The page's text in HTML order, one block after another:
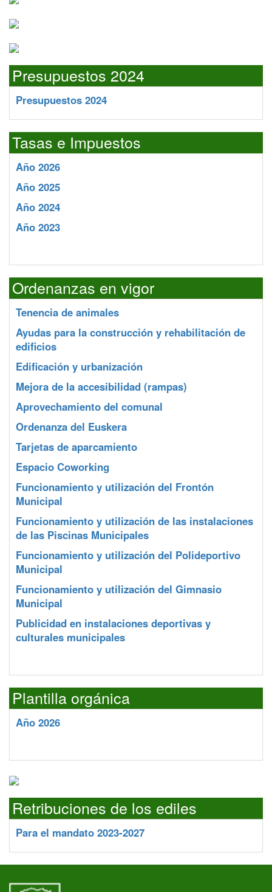
Presupuestos 2024
Presupuestos 2024
Tasas e Impuestos
Año 2026
Año 2025
Año 2024
Año 2023
Ordenanzas en vigor
Tenencia de animales
Ayudas para la construcción y rehabilitación de
edificios
Edificación y urbanización
Mejora de la accesibilidad (rampas)
Aprovechamiento del comunal
Ordenanza del Euskera
Tarjetas de aparcamiento
Espacio Coworking
Funcionamiento y utilización del Frontón
Municipal
Funcionamiento y utilización de las instalaciones
de las Piscinas Municipales
Funcionamiento y utilización del Polideportivo
Municipal
Funcionamiento y utilización del Gimnasio
Municipal
Publicidad en instalaciones deportivas y
culturales municipales
Plantilla orgánica
Año 2026
Retribuciones de los ediles
Para el mandato 2023-2027